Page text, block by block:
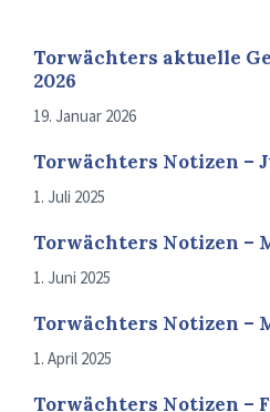
Torwächters aktuelle
2026
19. Januar 2026
Torwächters Notizen –
1. Juli 2025
Torwächters Notizen –
1. Juni 2025
Torwächters Notizen –
1. April 2025
Torwächters Notizen –